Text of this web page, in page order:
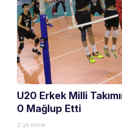
U20 Erkek Milli
0 Mağlup Etti
2 yıl önce